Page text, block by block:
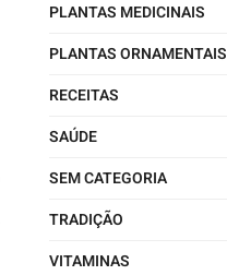
PLANTAS MEDICINAIS
PLANTAS ORNAMENTAIS
RECEITAS
SAÚDE
SEM CATEGORIA
TRADIÇÃO
VITAMINAS